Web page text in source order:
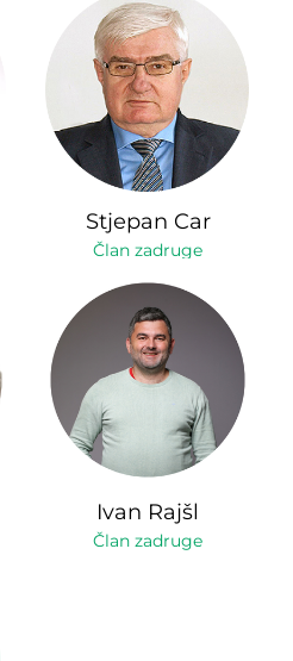
Stjepan Car
Član zadruge
Ivan Rajšl
Član zadruge